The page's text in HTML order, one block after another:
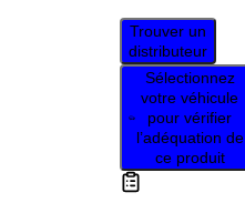
Trouver un
distributeur
Sélectionnez
votre véhicule
pour vérifier
l’adéquation de
ce produit